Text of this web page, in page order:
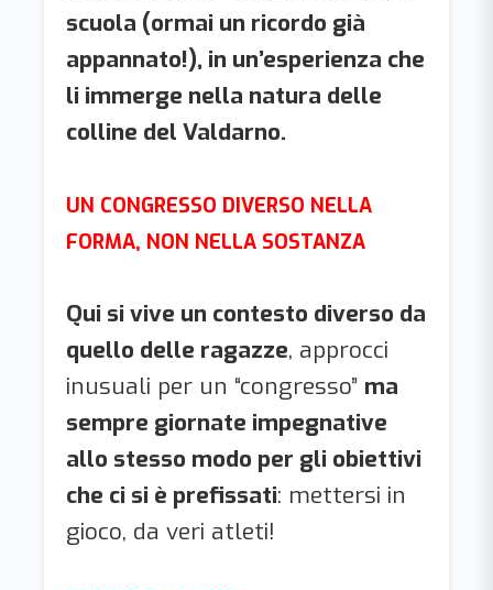
scuola (ormai un ricordo già
appannato!), in un’esperienza che
li immerge nella natura delle
colline del Valdarno.
UN CONGRESSO DIVERSO NELLA
FORMA, NON NELLA SOSTANZA
Qui si vive un contesto diverso da
quello delle ragazze, approcci
inusuali per un “congresso” ma
sempre giornate impegnative
allo stesso modo per gli obiettivi
che ci si è prefissati: mettersi in
gioco, da veri atleti!